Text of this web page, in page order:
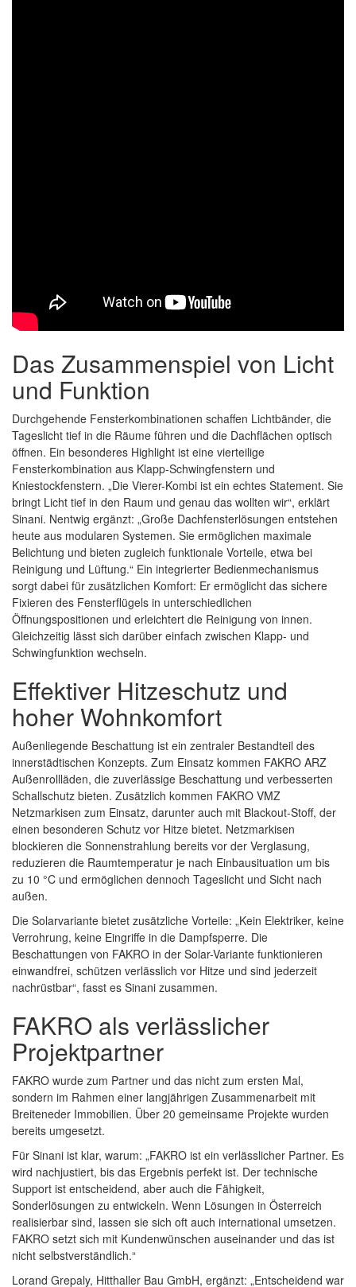
Das Zusammenspiel von Licht
und Funktion
Durchgehende Fensterkombinationen schaffen Lichtbänder, die
Tageslicht tief in die Räume führen und die Dachflächen optisch
öffnen. Ein besonderes Highlight ist eine vierteilige
Fensterkombination aus Klapp-Schwingfenstern und
Kniestockfenstern. „Die Vierer-Kombi ist ein echtes Statement. Sie
bringt Licht tief in den Raum und genau das wollten wir“, erklärt
Sinani. Nentwig ergänzt: „Große Dachfensterlösungen entstehen
heute aus modularen Systemen. Sie ermöglichen maximale
Belichtung und bieten zugleich funktionale Vorteile, etwa bei
Reinigung und Lüftung.“ Ein integrierter Bedienmechanismus
sorgt dabei für zusätzlichen Komfort: Er ermöglicht das sichere
Fixieren des Fensterflügels in unterschiedlichen
Öffnungspositionen und erleichtert die Reinigung von innen.
Gleichzeitig lässt sich darüber einfach zwischen Klapp- und
Schwingfunktion wechseln.
Effektiver Hitzeschutz und
hoher Wohnkomfort
Außenliegende Beschattung ist ein zentraler Bestandteil des
innerstädtischen Konzepts. Zum Einsatz kommen FAKRO ARZ
Außenrollläden, die zuverlässige Beschattung und verbesserten
Schallschutz bieten. Zusätzlich kommen FAKRO VMZ
Netzmarkisen zum Einsatz, darunter auch mit Blackout-Stoff, der
einen besonderen Schutz vor Hitze bietet. Netzmarkisen
blockieren die Sonnenstrahlung bereits vor der Verglasung,
reduzieren die Raumtemperatur je nach Einbausituation um bis
zu 10 °C und ermöglichen dennoch Tageslicht und Sicht nach
außen.
Die Solarvariante bietet zusätzliche Vorteile: „Kein Elektriker, keine
Verrohrung, keine Eingriffe in die Dampfsperre. Die
Beschattungen von FAKRO in der Solar-Variante funktionieren
einwandfrei, schützen verlässlich vor Hitze und sind jederzeit
nachrüstbar“, fasst es Sinani zusammen.
FAKRO als verlässlicher
Projektpartner
FAKRO wurde zum Partner und das nicht zum ersten Mal,
sondern im Rahmen einer langjährigen Zusammenarbeit mit
Breiteneder Immobilien. Über 20 gemeinsame Projekte wurden
bereits umgesetzt.
Für Sinani ist klar, warum: „FAKRO ist ein verlässlicher Partner. Es
wird nachjustiert, bis das Ergebnis perfekt ist. Der technische
Support ist entscheidend, aber auch die Fähigkeit,
Sonderlösungen zu entwickeln. Wenn Lösungen in Österreich
realisierbar sind, lassen sie sich oft auch international umsetzen.
FAKRO setzt sich mit Kundenwünschen auseinander und das ist
nicht selbstverständlich.“
Lorand Grepaly, Hitthaller Bau GmbH, ergänzt: „Entscheidend war